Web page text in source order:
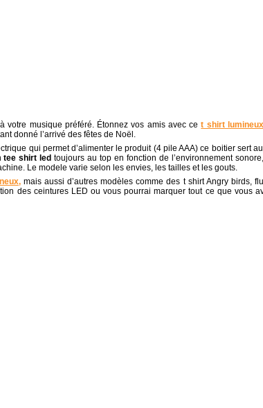
votre musique préféré. Étonnez vos amis avec cet shirt lumineux
donné l’arrivé des fêtes de Noël.
qui permet d’alimenter le produit (4 pile AAA) ce boitier sert
tee shirt led toujours au top en fonction de l’environnement
Le modele varie selon les envies, les tailles et les gouts.
mais aussi d’autres modèles comme des t shirt Angry birds,
des ceintures LED ou vous pourrai marquer tout ce que vous